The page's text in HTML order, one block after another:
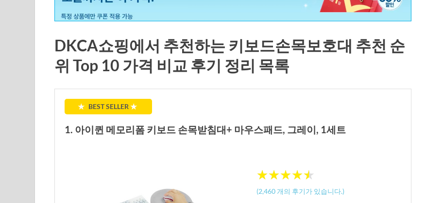
DKCA쇼핑에서 추천하는 키보드손목보호대 추천 순
위 Top 10 가격 비교 후기 정리 목록
★ BEST SELLER★
1. 아이퀸 메모리폼 키보드 손목받침대+ 마우스패드, 그레이, 1세트
★★★★★
★★★★★
(2,460개의 후기가 있습니다.)